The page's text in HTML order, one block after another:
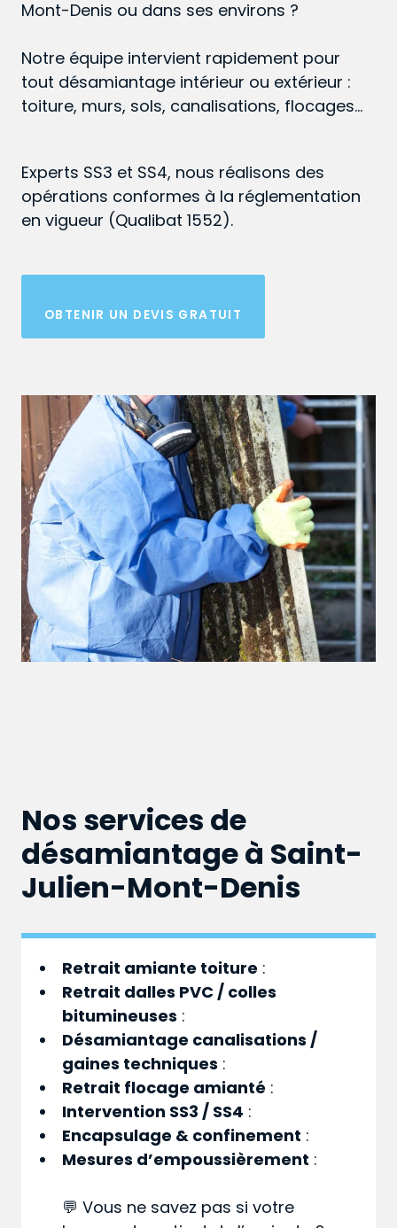
Mont-Denis ou dans ses environs ?
Notre équipe intervient rapidement pour
tout désamiantage intérieur ou extérieur :
toiture, murs, sols, canalisations, flocages…
Experts SS3 et SS4, nous réalisons des
opérations conformes à la réglementation
en vigueur (Qualibat 1552).
OBTENIR UN DEVIS GRATUIT
Nos services de
désamiantage à Saint-
Julien-Mont-Denis
Retrait amiante toiture :
Retrait dalles PVC / colles
bitumineuses :
Désamiantage canalisations /
gaines techniques :
Retrait flocage amianté :
Intervention SS3 / SS4 :
Encapsulage & confinement :
Mesures d’empoussièrement :
💬 Vous ne savez pas si votre